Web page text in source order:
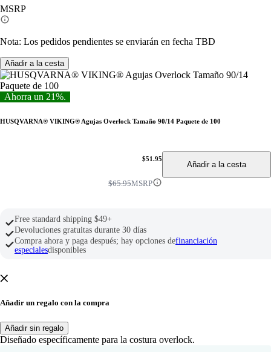
MSRP
Nota: Los pedidos pendientes se enviarán en fecha TBD
Añadir a la cesta
Ahorra un 21%.
HUSQVARNA® VIKING® Agujas Overlock Tamaño 90/14 Paquete de 100
$51.95
$65.95MSRP
Añadir a la cesta
Free standard shipping $49+
Devoluciones gratuitas durante 30 días
Compra ahora y paga después; hay opciones definanciación
especialesdisponibles
Añadir un regalo con la compra
Añadir sin regalo
Diseñado específicamente para la costura overlock.